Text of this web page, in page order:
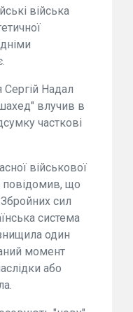
війська
Сергій Надал
влучив в
часткові
військової
повідомив, що
Збройних сил
система
один
момент
або